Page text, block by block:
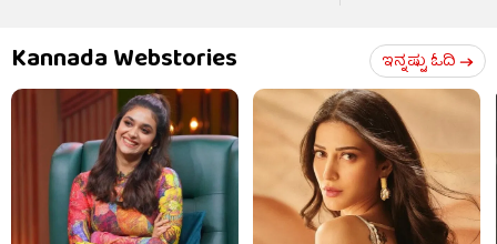
Kannada Webstories ಇನ್ನಷ್ಟು ಓದಿ